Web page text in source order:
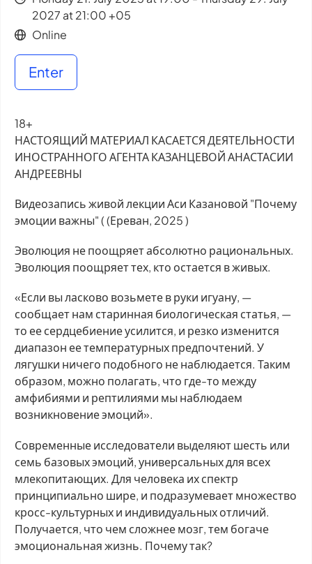
2027 at 21:00 +05
Online
Enter
18+
НАСТОЯЩИЙ МАТЕРИАЛ КАСАЕТСЯ ДЕЯТЕЛЬНОСТИ
ИНОСТРАННОГО АГЕНТА КАЗАНЦЕВОЙ АНАСТАСИИ
АНДРЕЕВНЫ
Видеозапись живой лекции Аси Казановой "Почему
эмоции важны" ( (Ереван, 2025 )
Эволюция не поощряет абсолютно рациональных.
Эволюция поощряет тех, кто остается в живых.
«Если вы ласково возьмете в руки игуану, —
сообщает нам старинная биологическая статья, —
то ее сердцебиение усилится, и резко изменится
диапазон ее температурных предпочтений. У
лягушки ничего подобного не наблюдается. Таким
образом, можно полагать, что где-то между
амфибиями и рептилиями мы наблюдаем
возникновение эмоций».
Современные исследователи выделяют шесть или
семь базовых эмоций, универсальных для всех
млекопитающих. Для человека их спектр
принципиально шире, и подразумевает множество
кросс-культурных и индивидуальных отличий.
Получается, что чем сложнее мозг, тем богаче
эмоциональная жизнь. Почему так?